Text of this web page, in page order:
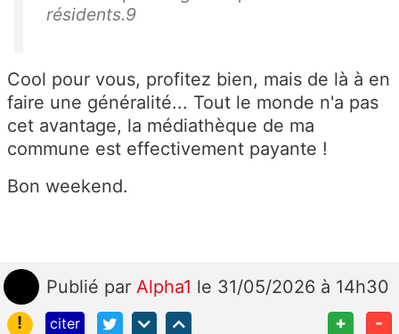
résidents.9
Cool pour vous, profitez bien, mais de là à en
faire une généralité... Tout le monde n'a pas
cet avantage, la médiathèque de ma
commune est effectivement payante !
Bon weekend.
Publié par Alpha1 le 31/05/2026 à 14h30
!
citer + -